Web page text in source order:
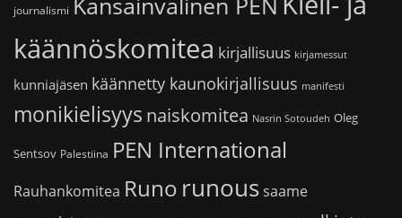
journalismi
käännöskomitea kirjallisuus kirjamessut
kunniajäsen käännetty kaunokirjallisuus manifesti
monikielisyys naiskomitea Nasrin Sotoudeh Oleg
Sentsov Palestiina PEN International
Rauhankomitea Runo runoussaame